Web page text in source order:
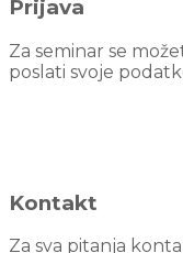
Prijava
Za seminar se
poslati svoje
Kontakt
Za sva pitanja